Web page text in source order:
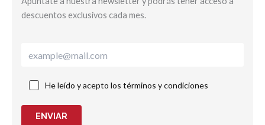
descuentos exclusivos cada mes.
He leído y acepto los términos y condiciones
ENVIAR